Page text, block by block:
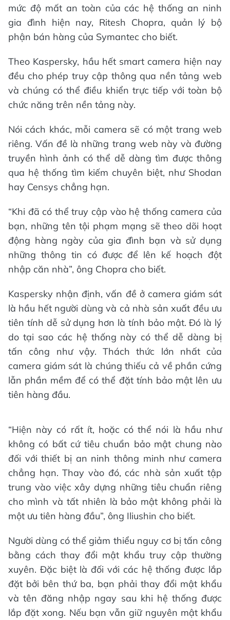
mức độ mất an toàn của các hệ thống an ninh
gia đình hiện nay, Ritesh Chopra, quản lý bộ
phận bán hàng của Symantec cho biết.
Theo Kaspersky, hầu hết smart camera hiện nay
đều cho phép truy cập thông qua nền tảng web
và chúng có thể điều khiển trực tiếp với toàn bộ
chức năng trên nền tảng này.
Nói cách khác, mỗi camera sẽ có một trang web
riêng. Vấn đề là những trang web này và đường
truyền hình ảnh có thể dễ dàng tìm được thông
qua hệ thống tìm kiếm chuyên biệt, như Shodan
hay Censys chẳng hạn.
“Khi đã có thể truy cập vào hệ thống camera của
bạn, những tên tội phạm mạng sẽ theo dõi hoạt
động hàng ngày của gia đình bạn và sử dụng
những thông tin có được để lên kế hoạch đột
nhập căn nhà”, ông Chopra cho biết.
Kaspersky nhận định, vấn đề ở camera giám sát
là hầu hết người dùng và cả nhà sản xuất đều ưu
tiên tính dễ sử dụng hơn là tính bảo mật. Đó là lý
do tại sao các hệ thống này có thể dễ dàng bị
tấn công như vậy. Thách thức lớn nhất của
camera giám sát là chúng thiếu cả về phần cứng
lẫn phần mềm để có thể đặt tính bảo mật lên ưu
tiên hàng đầu.
“Hiện này có rất ít, hoặc có thể nói là hầu như
không có bất cứ tiêu chuẩn bảo mật chung nào
đối với thiết bị an ninh thông minh như camera
chẳng hạn. Thay vào đó, các nhà sản xuất tập
trung vào việc xây dựng những tiêu chuẩn riêng
cho mình và tất nhiên là bảo mật không phải là
một ưu tiên hàng đầu”, ông Iliushin cho biết.
Người dùng có thể giảm thiểu nguy cơ bị tấn công
bằng cách thay đổi mật khẩu truy cập thường
xuyên. Đặc biệt là đối với các hệ thống được lắp
đặt bởi bên thứ ba, bạn phải thay đổi mật khẩu
và tên đăng nhập ngay sau khi hệ thống được
lắp đặt xong. Nếu bạn vẫn giữ nguyên mật khẩu